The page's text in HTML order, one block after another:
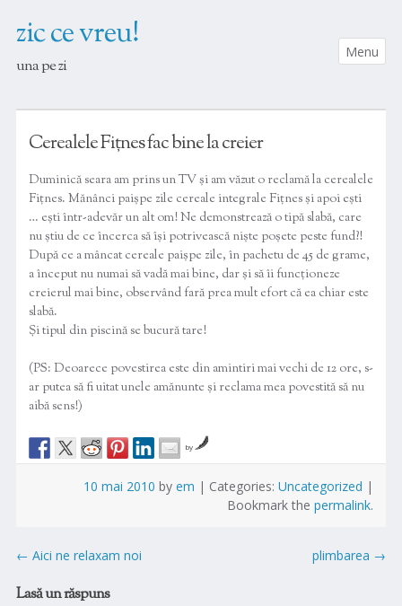
zic ce vreu!
una pe zi
Menu
Cerealele Fițnes fac bine la creier
Duminică seara am prins un TV și am văzut o reclamă la cerealele
Fițnes. Mănânci paișpe zile cereale integrale Fițnes și apoi ești
… ești într-adevăr un alt om! Ne demonstrează o tipă slabă, care
nu știu de ce încerca să își potrivească niște poșete peste fund?!
După ce a mâncat cereale paișpe zile, în pachetu de 45 de grame,
a început nu numai să vadă mai bine, dar și să îi funcționeze
creierul mai bine, observând fară prea mult efort că ea chiar este
slabă.
Și tipul din piscină se bucură tare!
(PS: Deoarece povestirea este din amintiri mai vechi de 12 ore, s-
ar putea să fi uitat unele amănunte și reclama mea povestită să nu
aibă sens!)
by
10 mai 2010 byem | Categories:Uncategorized |
Bookmark thepermalink.
Post
navigation
← Aici ne relaxam noi plimbarea →
Lasă un răspuns